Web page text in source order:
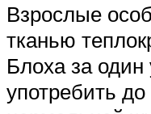
Взрослые
тканью
Блоха за один
употребить